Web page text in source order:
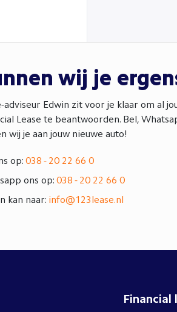
wij je
adviseur Edwin zit voor je klaar om al
Lease te beantwoorden. Bel,
wij je aan jouw nieuwe auto!
op: 038 - 20 22 66 0
ons op: 038 - 20 22 66 0
kan naar: info@123lease.nl
Financial